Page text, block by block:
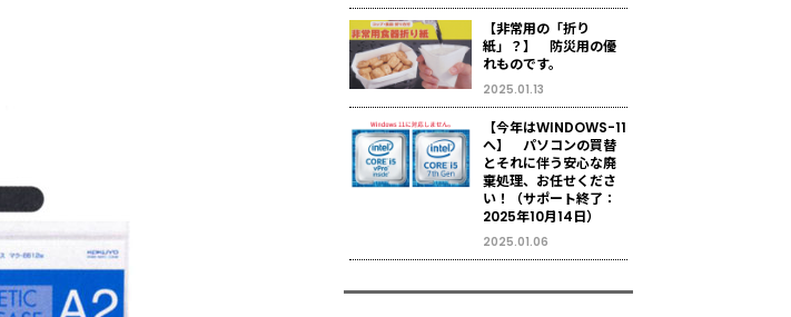
【非常用の「折り
紙」？】 防災用の優
れものです。
2025.01.13
【今年はWINDOWS-11
へ】 パソコンの買替
とそれに伴う安心な廃
棄処理、お任せくださ
い！（サポート終了：
2025年10月14日）
2025.01.06